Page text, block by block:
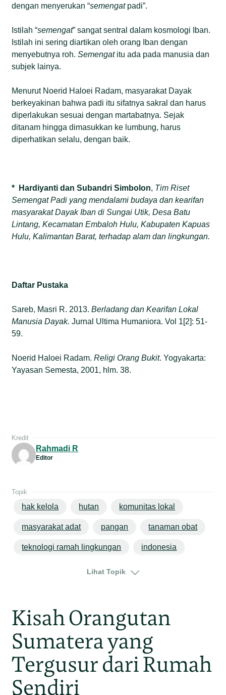
dengan menyerukan “semengatpadi”.
Istilah “semengat” sangat sentral dalam kosmologi Iban.
Istilah ini sering diartikan oleh orang Iban dengan
menyebutnya roh.Semengat itu ada pada manusia dan
subjek lainya.
Menurut Noerid Haloei Radam, masyarakat Dayak
berkeyakinan bahwa padi itu sifatnya sakral dan harus
diperlakukan sesuai dengan martabatnya. Sejak
ditanam hingga dimasukkan ke lumbung, harus
diperhatikan selalu, dengan baik.
* Hardiyanti dan Subandri Simbolon, Tim Riset
Semengat Padi yang mendalami budaya dan kearifan
masyarakat Dayak Iban di Sungai Utik, Desa Batu
Lintang, Kecamatan Embaloh Hulu, Kabupaten Kapuas
Hulu, Kalimantan Barat, terhadap alam dan lingkungan.
Daftar Pustaka
Sareb, Masri R. 2013.Berladang dan Kearifan Lokal
Manusia Dayak. Jurnal Ultima Humaniora. Vol 1[2]: 51-
59.
Noerid Haloei Radam.Religi Orang Bukit. Yogyakarta:
Yayasan Semesta, 2001, hlm. 38.
Kredit
Rahmadi R
Editor
Topik
hak kelola hutan komunitas lokal
masyarakat adat pangan tanaman obat
teknologi ramah lingkungan indonesia
kalimantan barat
Lihat Topik
Kisah Orangutan
Sumatera yang
Tergusur dari Rumah
Sendiri